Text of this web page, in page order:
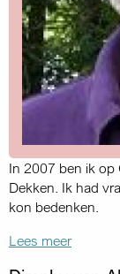
In 2007 ben ik
Dekken. Ik had
kon bedenken.
Lees meer